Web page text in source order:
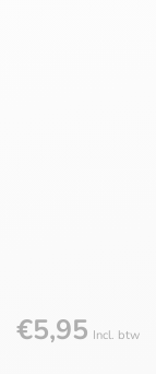
€5,95 Incl. btw